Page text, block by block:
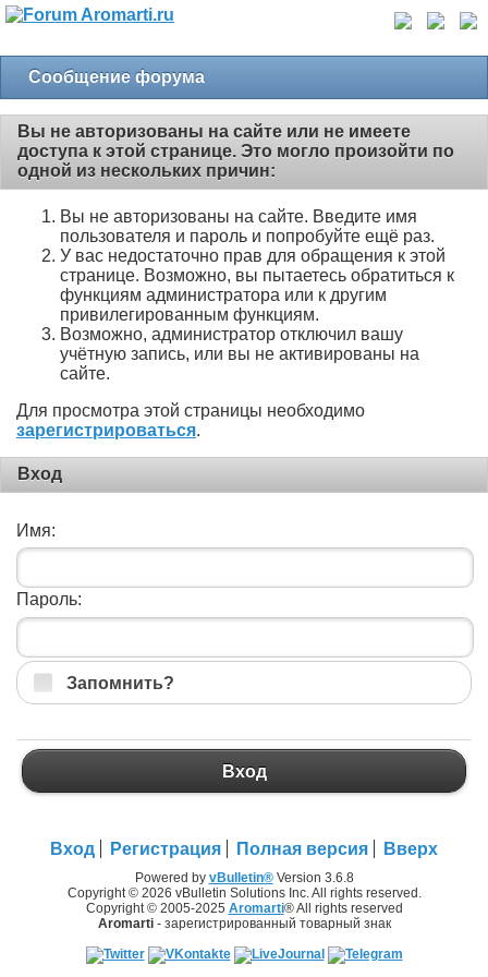
Сообщение форума
Вы не авторизованы на сайте или не имеете
доступа к этой странице. Это могло произойти по
одной из нескольких причин:
Вы не авторизованы на сайте. Введите имя
пользователя и пароль и попробуйте ещё раз.
У вас недостаточно прав для обращения к этой
странице. Возможно, вы пытаетесь обратиться к
функциям администратора или к другим
привилегированным функциям.
Возможно, администратор отключил вашу
учётную запись, или вы не активированы на
сайте.
Для просмотра этой страницы необходимо
зарегистрироваться.
Вход
Имя:
Пароль:
Запомнить?
Вход
Вход Регистрация Полная версия Вверх
Powered by vBulletin®Version 3.6.8
Copyright © 2026 vBulletin Solutions Inc. All rights reserved.
Copyright © 2005-2025 Aromarti® All rights reserved
Aromarti- зарегистрированный товарный знак